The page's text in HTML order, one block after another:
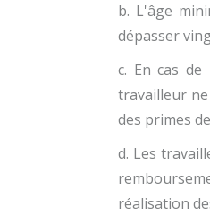
b. L'âge
dépasser
c. En cas
travailleur
des primes
d. Les
réalisation